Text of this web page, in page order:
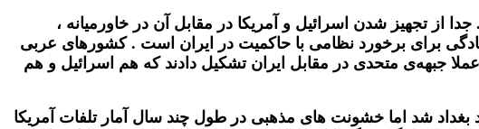
از تجهیز شدن اسرائیل و آمریکا در مقابل آن در خاورمیانه ،
برای برخورد نظامی با حاکمیت در ایران است . کشورهای عربی
جبهه‌ی متحدی در مقابل ایران تشکیل دادند که هم اسرائیل و هم
می‌کند که تجربه‌ی سابق ترور نیروهایش در عراق تکرار نشود- با تلفات فقط ۹۶ نفر وارد بغداد شد اما خشونت ‌های مذهبی در طول چند سال آمار تلفات آمریکا